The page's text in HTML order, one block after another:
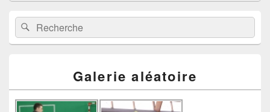
Recherche :Rechercher
Galerie aléatoire